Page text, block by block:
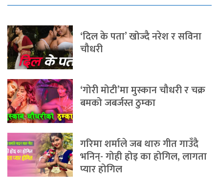
‘दिल के पता’ खोज्दै नरेश र सविना
चौधरी
‘गोरी मोटी’मा मुस्कान चौधरी र चक्र
बमको जबर्जस्त ठुम्का
गरिमा शर्माले जब थारु गीत गाउँदै
भनिन्- गोही होइ का होगिल, लागता
प्यार होगिल